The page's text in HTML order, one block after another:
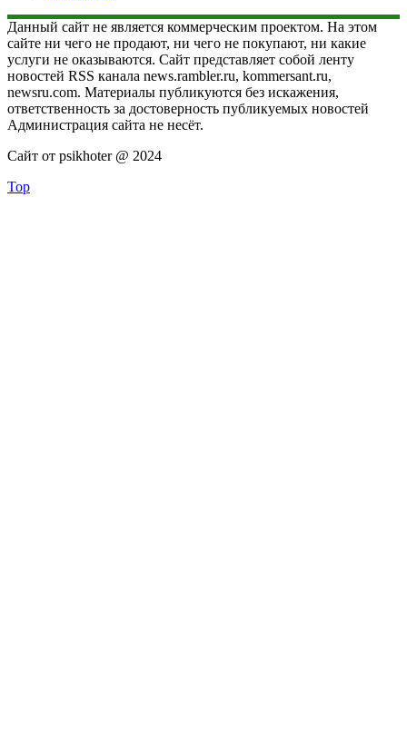
Данный сайт не является коммерческим проектом. На этом
сайте ни чего не продают, ни чего не покупают, ни какие
услуги не оказываются. Сайт представляет собой ленту
новостей RSS канала news.rambler.ru, kommersant.ru,
newsru.com. Материалы публикуются без искажения,
ответственность за достоверность публикуемых новостей
Администрация сайта не несёт.
Сайт от psikhoter @ 2024
Top